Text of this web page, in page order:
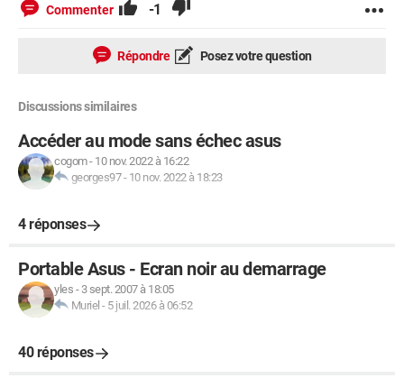
Commenter -1
Répondre Posez votre question
Discussions similaires
Accéder au mode sans échec asus
cogom- 10 nov. 2022 à 16:22
georges97- 10 nov. 2022 à 18:23
4 réponses
Portable Asus - Ecran noir au demarrage
yles - 3 sept. 2007 à 18:05
Muriel - 5 juil. 2026 à 06:52
40 réponses